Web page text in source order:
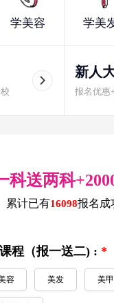
学美容 学美
新人
报名优惠
科送两科
累计已有16098报名成
程（报一送二) : *
容 美发 美甲